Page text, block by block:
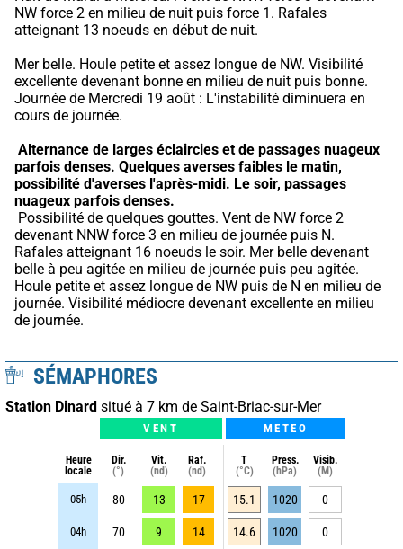
NW force 2 en milieu de nuit puis force 1. Rafales
atteignant 13 noeuds en début de nuit.
Mer belle. Houle petite et assez longue de NW. Visibilité
excellente devenant bonne en milieu de nuit puis bonne.
Journée de Mercredi 19 août : L'instabilité diminuera en
cours de journée.
Alternance de larges éclaircies et de passages nuageux
parfois denses. Quelques averses faibles le matin,
possibilité d'averses l'après-midi. Le soir, passages
nuageux parfois denses.
devenant NNW force 3 en milieu de journée puis N.
Rafales atteignant 16 noeuds le soir. Mer belle devenant
belle à peu agitée en milieu de journée puis peu agitée.
Houle petite et assez longue de NW puis de N en milieu de
journée. Visibilité médiocre devenant excellente en milieu
de journée.
SÉMAPHORES
Station Dinard situé à 7 km de Saint-Briac-sur-Mer
VENT METEO
Heure
locale
Dir.
(°)
Vit.
(nd)
Raf.
(nd)
T
(°C)
Press.
(hPa)
Visib.
(M)
05h 80 13 17 15.1 1020 0
04h 70 9 14 14.6 1020 0